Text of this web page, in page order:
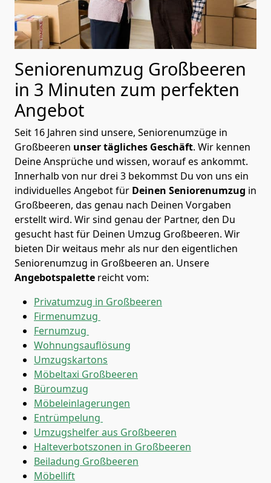
Seniorenumzug Großbeeren
in 3 Minuten zum perfekten
Angebot
Seit 16 Jahren sind unsere, Seniorenumzüge in
Großbeeren unser tägliches Geschäft. Wir kennen
Deine Ansprüche und wissen, worauf es ankommt.
Innerhalb von nur drei 3 bekommst Du von uns ein
individuelles Angebot für Deinen Seniorenumzug in
Großbeeren, das genau nach Deinen Vorgaben
erstellt wird. Wir sind genau der Partner, den Du
gesucht hast für Deinen Umzug Großbeeren. Wir
bieten Dir weitaus mehr als nur den eigentlichen
Seniorenumzug in Großbeeren an. Unsere
Angebotspalette reicht vom:
Privatumzug in Großbeeren
Firmenumzug
Fernumzug
Wohnungsauflösung
Umzugskartons
Möbeltaxi Großbeeren
Büroumzug
Möbeleinlagerungen
Entrümpelung
Umzugshelfer aus Großbeeren
Halteverbotszonen in Großbeeren
Beiladung Großbeeren
Möbellift